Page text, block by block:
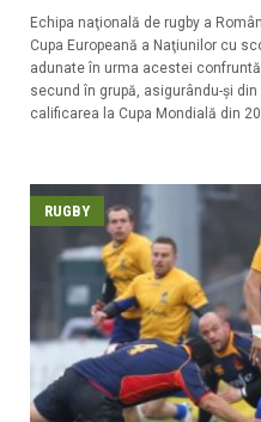
Echipa naţională de rugby a
Cupa Europeană a Naţiunilor cu
adunate în urma acestei
secund în grupă, asigurându-şi
calificarea la Cupa Mondială din
RUGBY